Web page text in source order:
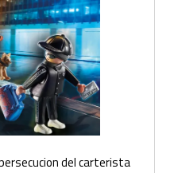
del carterista